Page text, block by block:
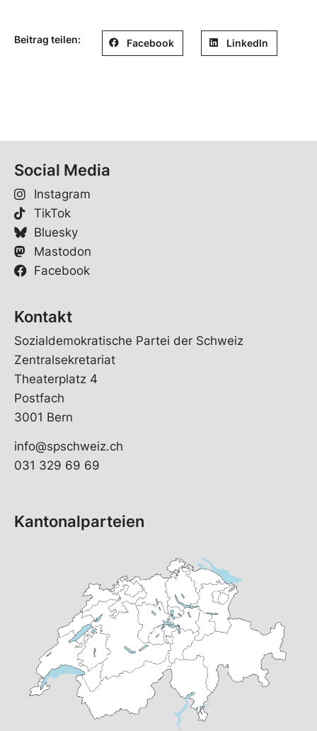
Beitrag teilen: Facebook LinkedIn
Social Media
Instagram
TikTok
Bluesky
Mastodon
Facebook
Kontakt
Sozialdemokratische Partei der Schweiz
Zentralsekretariat
Theaterplatz 4
Postfach
3001 Bern
info@spschweiz.ch
031 329 69 69
Kantonalparteien